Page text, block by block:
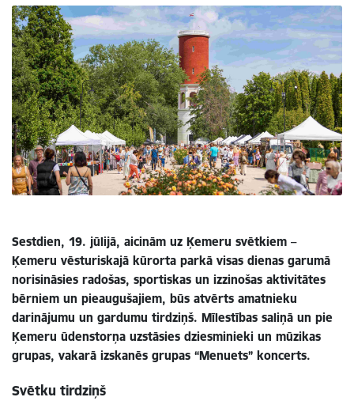
Sestdien, 19. jūlijā, aicinām uz Ķemeru svētkiem –
Ķemeru vēsturiskajā kūrorta parkā visas dienas garumā
norisināsies radošas, sportiskas un izzinošas aktivitātes
bērniem un pieaugušajiem, būs atvērts amatnieku
darinājumu un gardumu tirdziņš. Mīlestības saliņā un pie
Ķemeru ūdenstorņa uzstāsies dziesminieki un mūzikas
grupas, vakarā izskanēs grupas “Menuets” koncerts.
Svētku tirdziņš